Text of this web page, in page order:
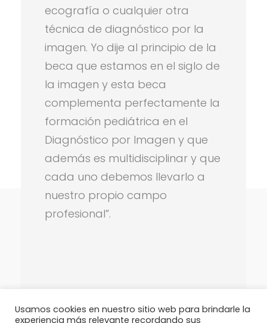
ecografía o cualquier otra
técnica de diagnóstico por la
imagen. Yo dije al principio de la
beca que estamos en el siglo de
la imagen y esta beca
complementa perfectamente la
formación pediátrica en el
Diagnóstico por Imagen y que
además es multidisciplinar y que
cada uno debemos llevarlo a
nuestro propio campo
profesional”.
Comments are closed.
Fundación Valenciana de
Usamos cookies en nuestro sitio web para brindarle la
experiencia más relevante recordando sus